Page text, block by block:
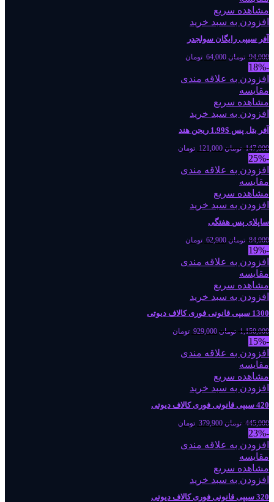
مشاهده سریع
افزودن به سبد خرید
آفر سیپی رایگان سولجدر
94,000 تومان 64,000 تومان
-18%
افزودن به علاقه مندی
مقایسه
مشاهده سریع
افزودن به سبد خرید
آفر بتل پس $1.99 ریجن هند
147,000 تومان 121,000 تومان
-25%
افزودن به علاقه مندی
مقایسه
مشاهده سریع
افزودن به سبد خرید
ساپلای پس هفتگی
84,000 تومان 62,900 تومان
-19%
افزودن به علاقه مندی
مقایسه
مشاهده سریع
افزودن به سبد خرید
1300 سیپی قانونی فوری کالاف دیوتی
1,150,000 تومان 929,000 تومان
-15%
افزودن به علاقه مندی
مقایسه
مشاهده سریع
افزودن به سبد خرید
420 سیپی قانونی فوری کالاف دیوتی
445,000 تومان 379,900 تومان
-23%
افزودن به علاقه مندی
مقایسه
مشاهده سریع
افزودن به سبد خرید
320 سیپی قانونی فوری کالاف دیوتی